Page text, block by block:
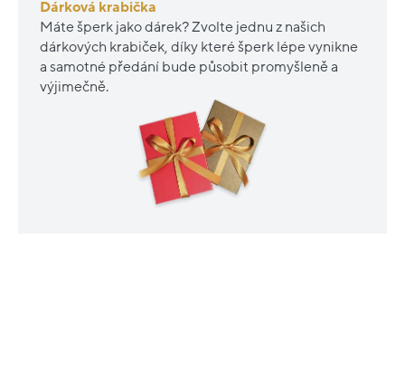
Dárková krabička
Máte šperk jako dárek? Zvolte jednu z našich
dárkových krabiček, díky které šperk lépe vynikne
a samotné předání bude působit promyšleně a
výjimečně.